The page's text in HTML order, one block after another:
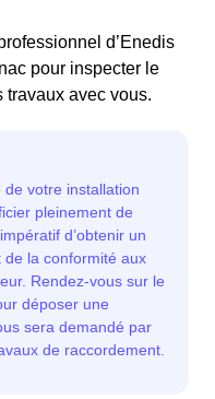
d’Enedis
pour inspecter le
travaux avec vous.